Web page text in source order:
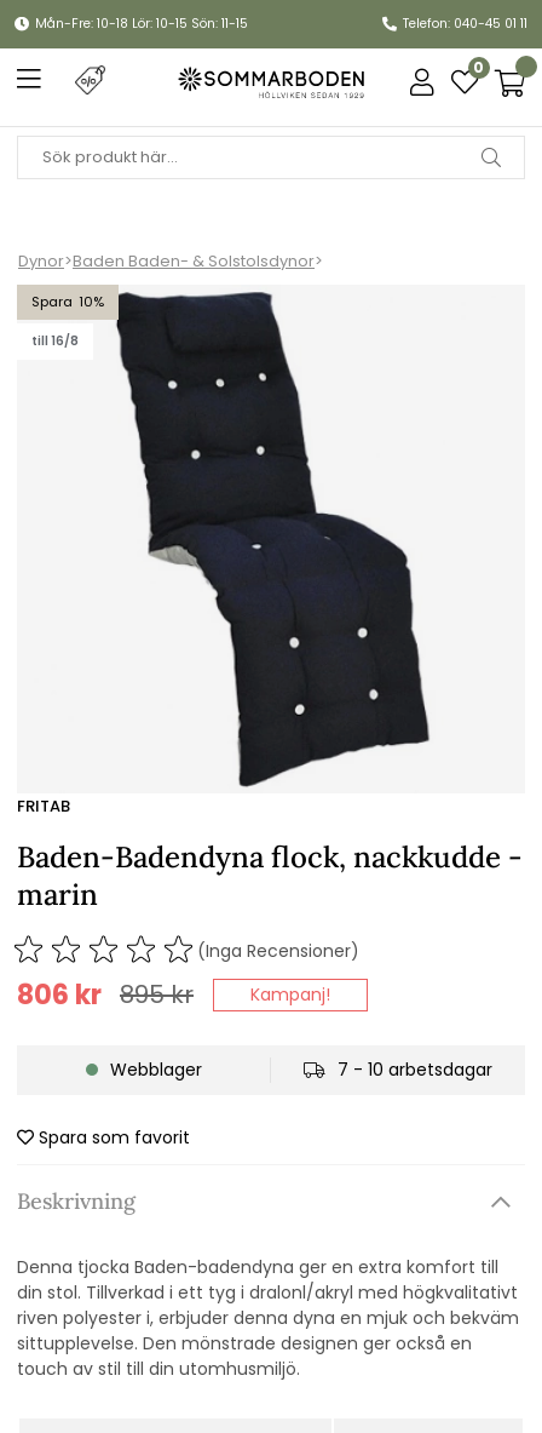
Mån-Fre: 10-18 Lör: 10-15 Sön: 11-15 Telefon: 040-45 01 11
0
Dynor>Baden Baden- & Solstolsdynor>
10
till 16/8
Baden-Badendyna flock, nackkudde - marin
FRITAB
Baden-Badendyna flock, nackkudde -
marin
(Inga Recensioner)
895kr
806 kr Kampanj!
Webblager 7 - 10 arbetsdagar
Spara som favorit
Beskrivning
Denna tjocka Baden-badendyna ger en extra komfort till
din stol. Tillverkad i ett tyg i dralonl/akryl med högkvalitativt
riven polyester i, erbjuder denna dyna en mjuk och bekväm
sittupplevelse. Den mönstrade designen ger också en
touch av stil till din utomhusmiljö.